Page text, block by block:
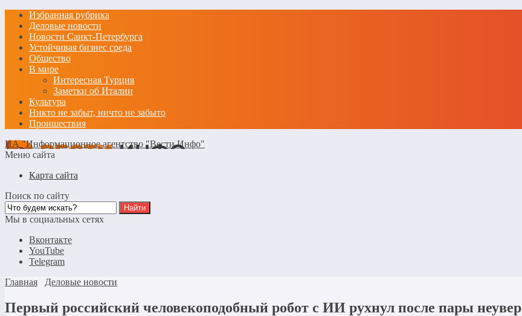
Избранная рубрика
Деловые новости
Новости Санкт-Петербурга
Устойчивая бизнес среда
Общество
В мире
Интересная Турция
Заметки об Италии
Культура
Никто не забыт, ничто не забыто
Проишествия
ИА "Информационное агентство "Вести Инфо"
Меню сайта
Карта сайта
Поиск по сайту
Мы в социальных сетях
Вконтакте
YouTube
Telegram
Главная
Деловые новости
Первый российский человекоподобный робот с ИИ рухнул после пары